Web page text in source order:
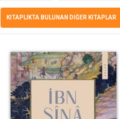
KITAPLIKTA BULUNAN DIĞER KITAPLAR